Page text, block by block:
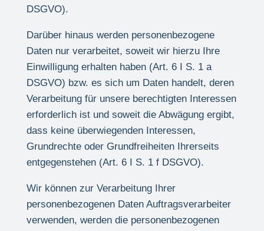
DSGVO).
Darüber hinaus werden personenbezogene
Daten nur verarbeitet, soweit wir hierzu Ihre
Einwilligung erhalten haben (Art. 6 I S. 1 a
DSGVO) bzw. es sich um Daten handelt, deren
Verarbeitung für unsere berechtigten Interessen
erforderlich ist und soweit die Abwägung ergibt,
dass keine überwiegenden Interessen,
Grundrechte oder Grundfreiheiten Ihrerseits
entgegenstehen (Art. 6 I S. 1 f DSGVO).
Wir können zur Verarbeitung Ihrer
personenbezogenen Daten Auftragsverarbeiter
verwenden, werden die personenbezogenen